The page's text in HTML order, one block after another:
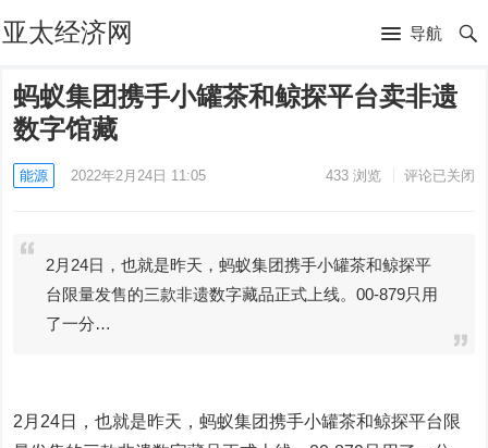
亚太经济网 导航
蚂蚁集团携手小罐茶和鲸探平台卖非遗
数字馆藏
能源 2022年2月24日 11:05 433浏览 评论已关闭
2月24日，也就是昨天，蚂蚁集团携手小罐茶和鲸探平
台限量发售的三款非遗数字藏品正式上线。00-879只用
了一分…
2月24日，也就是昨天，蚂蚁集团携手小罐茶和鲸探平台限